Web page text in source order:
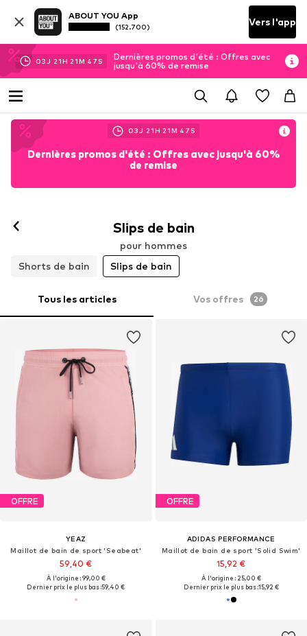
ABOUT YOU App
(152.700) Vers l'app
03J 21H 21M 45 S
Dernières promos d'été : Offres avec
jusqu'à 60% de remise
03J 21H 21M 45 S
Dernières promos d'été : Offres avec jusqu'à 60%
de remise
Slips de bain
pour hommes
Shorts de bain
Slips de bain
Tous les articles Vos offres 26
OFFRE
YEAZ
Maillot de bain de sport 'Seabeat'
59,40 €
À l'origine : 99,00 €
Dernier prix le plus bas :59,40 €
OFFRE
ADIDAS PERFORMANCE
Maillot de bain de sport 'Solid Swim'
15,92 €
À l'origine : 25,00 €
Dernier prix le plus bas :15,92 €